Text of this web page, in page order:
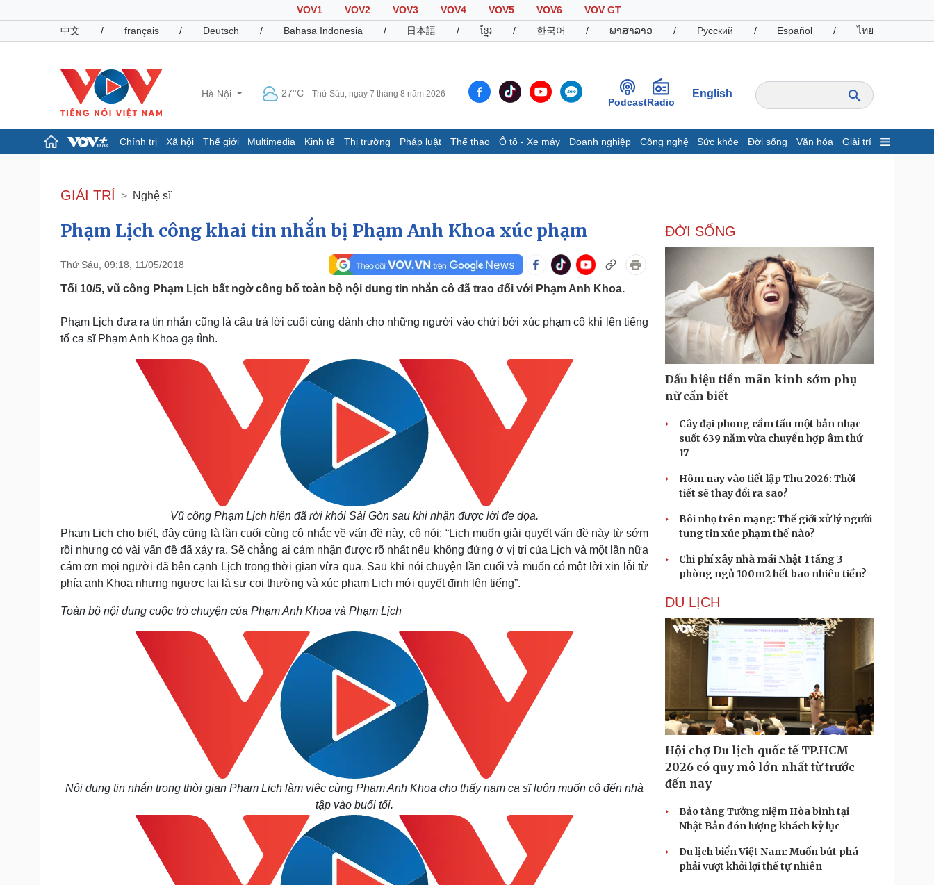
VOV1 VOV2 VOV3 VOV4 VOV5 VOV6
VOV GT
中文
/ français / Deutsch / Bahasa Indonesia / 日本語 / ខ្មែរ / 한국어 / ພາສາລາວ / Русский / Español / ไทย
Hà Nội 27°C Thứ Sáu, ngày 7 tháng 8 năm 2026
PodcastRadio
English
Chính trị Xã hội Thế giới Multimedia Kinh tế Thị trường Pháp luật Thể thao Ô tô - Xe máy Doanh nghiệp Công nghệ Sức khỏe Đời sống Văn hóa Giải trí
Đảng
Tổ chức nhân sự
Nhận diện sự thật
Dấu ấn VOV
Infographic
Giá cà phê
Pháp luật
Tin nóng
Tư vấn luật
Quân sự - Quốc phòng
Việt Nam
Phân tích
Thể thao
Lịch thi đấu bóng đá
Hậu trường
Ô tô - Xe máy
Xe máy
Doanh nghiệp
Thông tin doanh nghiệp
Doanh nghiệp 24h
Doanh nhân
Vì cộng đồng
Công nghệ
Sành điệu
Tin Công nghệ
Trải nghiệm
Chuyển đổi số
Dinh dưỡng - món ngon
Đời sống
Nhà đẹp
Tình yêu - Gia đình
Sân khấu - Điện ảnh
Văn học
Di sản
Giải trí
Nghệ sĩ
Thời trang
Podcast
Đọc truyện đêm khuya
Cửa sổ tình yêu
Cải chính
GIẢI TRÍ Nghệ sĩ
Phạm Lịch công khai tin nhắn bị Phạm Anh Khoa xúc phạm
Thứ Sáu, 09:18, 11/05/2018
Tối 10/5, vũ công Phạm Lịch bất ngờ công bố toàn bộ nội dung tin nhắn cô đã trao đổi với Phạm Anh Khoa.
Phạm Lịch đưa ra tin nhắn cũng là câu trả lời cuối cùng dành cho những người vào chửi bới xúc phạm cô khi lên tiếng
tố ca sĩ Phạm Anh Khoa gạ tình.
Vũ công Phạm Lịch hiện đã rời khỏi Sài Gòn sau khi nhận được lời đe dọa.
Phạm Lịch cho biết, đây cũng là lần cuối cùng cô nhắc về vấn đề này, cô nói: “Lịch muốn giải quyết vấn đề này từ sớm
rồi nhưng có vài vấn đề đã xảy ra. Sẽ chẳng ai cảm nhận được rõ nhất nếu không đứng ở vị trí của Lịch và một lần nữa
cám ơn mọi người đã bên cạnh Lịch trong thời gian vừa qua. Sau khi nói chuyện lần cuối và muốn có một lời xin lỗi từ
phía anh Khoa nhưng ngược lại là sự coi thường và xúc phạm Lịch mới quyết định lên tiếng”.
Toàn bộ nội dung cuộc trò chuyện của Phạm Anh Khoa và Phạm Lịch
Nội dung tin nhắn trong thời gian Phạm Lịch làm việc cùng Phạm Anh Khoa cho thấy nam ca sĩ luôn muốn cô đến nhà
tập vào buổi tối.
ĐỜI SỐNG
Dấu hiệu tiền mãn kinh sớm phụ
nữ cần biết
Cây đại phong cầm tấu một bản nhạc
suốt 639 năm vừa chuyển hợp âm thứ
17
Hôm nay vào tiết lập Thu 2026: Thời
tiết sẽ thay đổi ra sao?
Bôi nhọ trên mạng: Thế giới xử lý người
tung tin xúc phạm thế nào?
Chi phí xây nhà mái Nhật 1 tầng 3
phòng ngủ 100m2 hết bao nhiêu tiền?
DU LỊCH
Hội chợ Du lịch quốc tế TP.HCM
2026 có quy mô lớn nhất từ trước
đến nay
Bảo tàng Tưởng niệm Hòa bình tại
Nhật Bản đón lượng khách kỷ lục
Du lịch biển Việt Nam: Muốn bứt phá
phải vượt khỏi lợi thế tự nhiên